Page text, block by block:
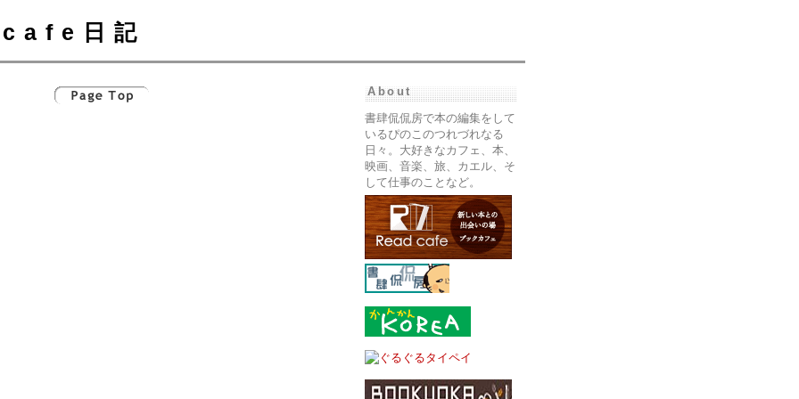
cafe日記
About
書肆侃侃房で本の編集をして
いるぴのこのつれづれなる
日々。大好きなカフェ、本、
映画、音楽、旅、カエル、そ
して仕事のことなど。